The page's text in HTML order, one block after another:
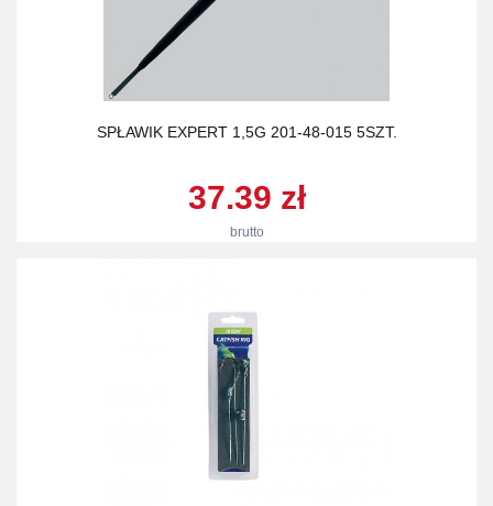
SPŁAWIK EXPERT 1,5G 201-48-015 5SZT.
37.39 zł
brutto